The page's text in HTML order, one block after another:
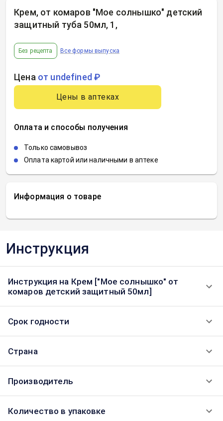
Информация о товаре
Крем, от комаров "Мое солнышко" детский
защитный туба 50мл, 1 ,
Без рецепта Все формы выпуска
Цена от undefined ₽
Цены в аптеках
Оплата и способы получения
Только самовывоз
Оплата картой или наличными в аптеке
Инструкция
Инструкция на Крем ["Мое солнышко" от
комаров детский защитный 50мл]
Срок годности
Страна
Производитель
Количество в упаковке